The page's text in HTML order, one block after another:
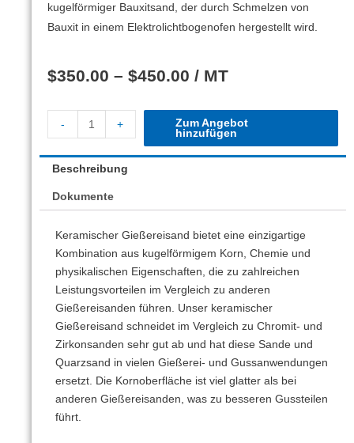
kugelförmiger Bauxitsand, der durch Schmelzen von
Bauxit in einem Elektrolichtbogenofen hergestellt wird.
$350.00 – $450.00 / MT
- +
Zum Angebot
hinzufügen
Beschreibung
Dokumente
Keramischer Gießereisand bietet eine einzigartige
Kombination aus kugelförmigem Korn, Chemie und
physikalischen Eigenschaften, die zu zahlreichen
Leistungsvorteilen im Vergleich zu anderen
Gießereisanden führen. Unser keramischer
Gießereisand schneidet im Vergleich zu Chromit- und
Zirkonsanden sehr gut ab und hat diese Sande und
Quarzsand in vielen Gießerei- und Gussanwendungen
ersetzt. Die Kornoberfläche ist viel glatter als bei
anderen Gießereisanden, was zu besseren Gussteilen
führt.